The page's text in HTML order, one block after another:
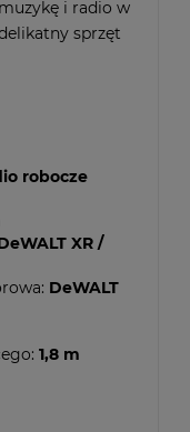
i radio w
sprzęt
robocze
XR /
DeWALT
1,8 m